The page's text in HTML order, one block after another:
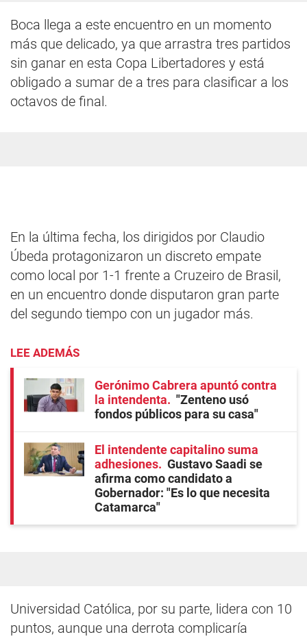
Boca llega a este encuentro en un momento
más que delicado, ya que arrastra tres partidos
sin ganar en esta Copa Libertadores y está
obligado a sumar de a tres para clasificar a los
octavos de final.
En la última fecha, los dirigidos por Claudio
Úbeda protagonizaron un discreto empate
como local por 1-1 frente a Cruzeiro de Brasil,
en un encuentro donde disputaron gran parte
del segundo tiempo con un jugador más.
LEE ADEMÁS
Gerónimo Cabrera apuntó contra
la intendenta
"Zenteno usó
fondos públicos para su casa"
El intendente capitalino suma
adhesiones
Gustavo Saadi se
afirma como candidato a
Gobernador: "Es lo que necesita
Catamarca"
Universidad Católica, por su parte, lidera con 10
puntos, aunque una derrota complicaría